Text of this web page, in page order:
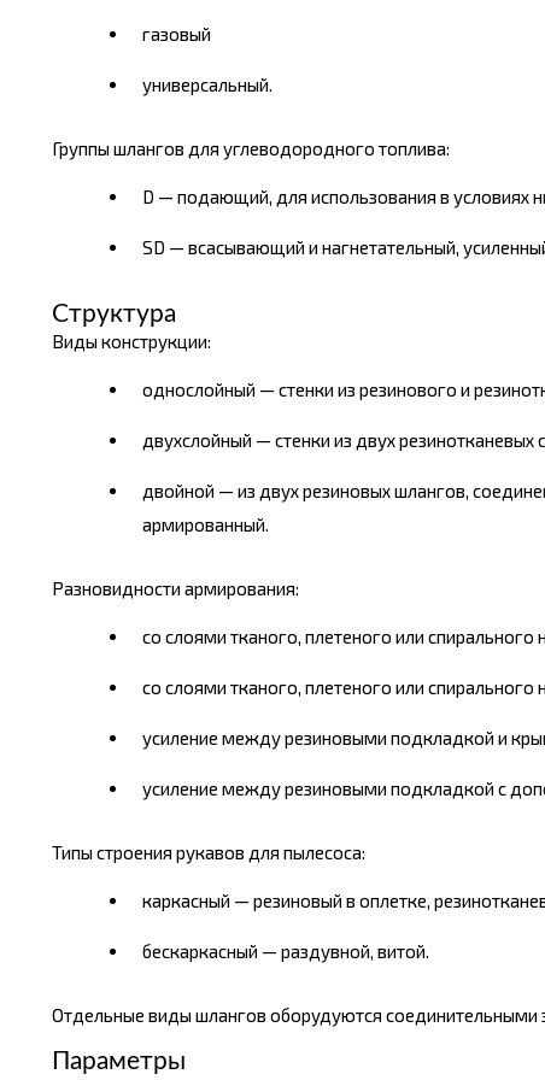
газовый
универсальный.
Группы шлангов для углеводородного топлива:
D — подающий, для использования в условиях
SD — всасывающий и нагнетательный,
Структура
Виды конструкции:
однослойный — стенки из резинового и
двухслойный — стенки из двух резинотканевых
двойной — из двух резиновых шлангов,
армированный.
Разновидности армирования:
со слоями тканого, плетеного или
со слоями тканого, плетеного или
усиление между резиновыми подкладкой и
усиление между резиновыми подкладкой с
Типы строения рукавов для пылесоса:
каркасный — резиновый в оплетке,
бескаркасный — раздувной, витой.
Отдельные виды шлангов оборудуются соединительными
Параметры